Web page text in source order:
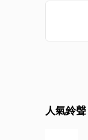
人氣鈴聲